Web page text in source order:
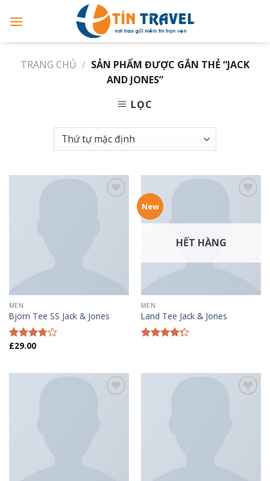
TRANG CHỦ / SẢN PHẨM ĐƯỢC GẮN THẺ “JACK
AND JONES”
LỌC
MEN
Bjorn Tee SS Jack & Jones
Được
3.505
£29.00
New
HẾT HÀNG
MEN
Land Tee Jack & Jones